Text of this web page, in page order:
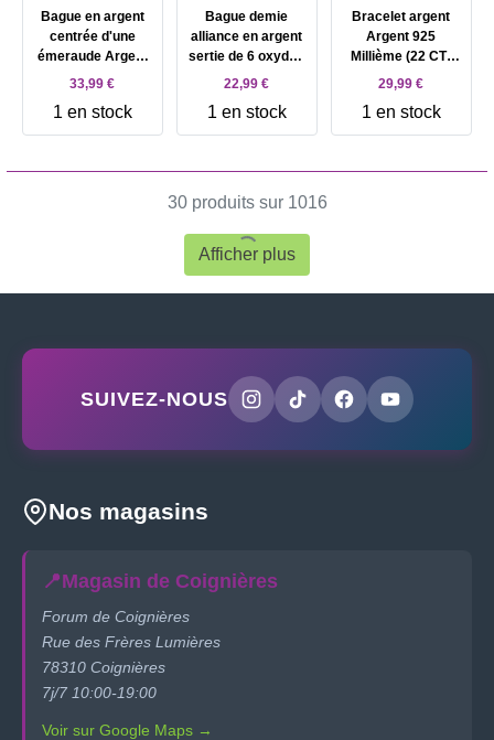
Bague en argent
centrée d'une
émeraude Argent
Autre 1,39g
33,99 €
1 en stock
Bague demie
alliance en argent
sertie de 6 oxydes
T56 Argent Autre
22,99 €
1 en stock
Bracelet argent
Argent 925
Millième (22 CT)
5,54g
29,99 €
1 en stock
30 produits sur 1016
Afficher plus
SUIVEZ-NOUS
Nos magasins
📍Magasin de Coignières
Forum de Coignières
Rue des Frères Lumières
78310 Coignières
7j/7 10:00-19:00
Voir sur Google Maps →